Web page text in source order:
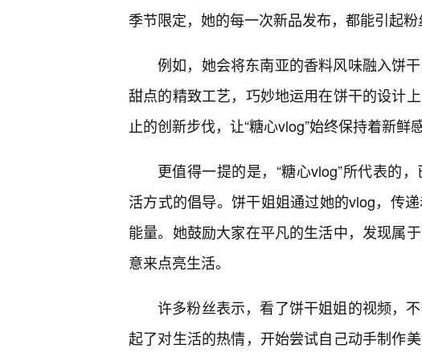
季节限定，她的每一次新品发布，都能引起粉
例如，她会将东南亚的香料风味融入饼
甜点的精致工艺，巧妙地运用在饼干的设计
止的创新步伐，让“糖心vlog”始终保持着新鲜
更值得一提的是，“糖心vlog”所代表的
活方式的倡导。饼干姐姐通过她的vlog，传
能量。她鼓励大家在平凡的生活中，发现属
意来点亮生活。
许多粉丝表示，看了饼干姐姐的视频，
起了对生活的热情，开始尝试自己动手制作